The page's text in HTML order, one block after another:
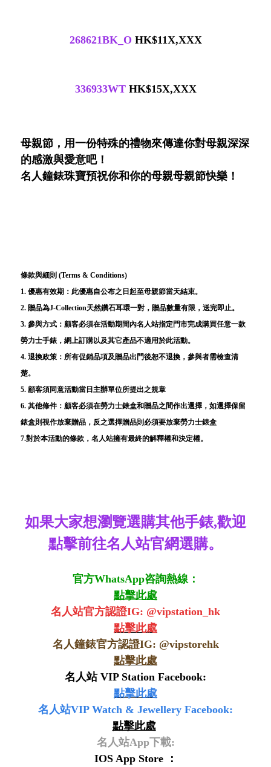
268621BK_O HK$11X,XXX
336933WTHK$15X,XXX
母親節，用一份特殊的禮物來傳達你對母親深深
的感激與愛意吧！
名人鐘錶珠寶預祝你和你的母親母親節快樂！
條款與細則 (Terms & Conditions)
1. 優惠有效期：此優惠自公布之日起至母親節當天結束。
2. 贈品為J-Collection天然鑽石耳環一對，贈品數量有限，送完即止。
3. 參與方式：顧客必須在活動期間內名人站指定門市完成購買任意一款
勞力士手錶，網上訂購以及其它產品不適用於此活動。
4. 退換政策：所有促銷品項及贈品出門後恕不退換，參與者需檢查清
楚。
5. 顧客須同意活動當日主辦單位所提出之規章
6. 其他條件：顧客必須在勞力士錶盒和贈品之間作出選擇，如選擇保留
錶盒則視作放棄贈品，反之選擇贈品則必須要放棄勞力士錶盒
7.對於本活動的條款，名人站擁有最終的解釋權和決定權。
如果大家想瀏覽選購其他手錶,歡迎
點擊前往名人站官網選購。
官方WhatsApp咨詢熱線：
點擊此處
名人站官方認證IG: @vipstation_hk
點擊此處
名人鐘錶官方認證IG: @vipstorehk
點擊此處
名人站 VIP Station Facebook:
點擊此處
名人站VIP Watch & Jewellery Facebook:
點擊此處
名人站App下載:
IOS App Store ：